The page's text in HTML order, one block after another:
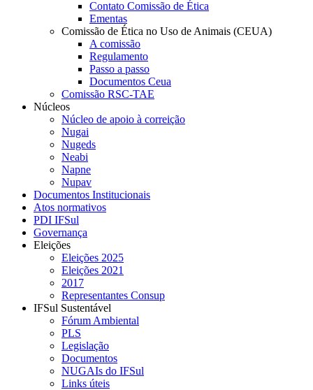
Contato Comissão de Ética
Ementas
Comissão de Ética no Uso de Animais (CEUA)
A comissão
Regulamento
Passo a passo
Documentos Ceua
Comissão RSC-TAE
Núcleos
Núcleo de apoio à correição
Nugai
Nugeds
Neabi
Napne
Nupav
Documentos Institucionais
Atos normativos
PDI IFSul
Governança
Eleições
Eleições 2025
Eleições 2021
2017
Representantes Consup
IFSul Sustentável
Fórum Ambiental
PLS
Legislação
Documentos
NUGAIs do IFSul
Links úteis